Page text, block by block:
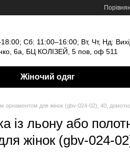
Сб: 11:00–16:00; Вт, Чт, Нд:
6а, БЦ КОЛІЗЕЙ, 5 пов, оф 511
Жіночий одяг
орнаментом для жінок (gbv-024-02), 40,
із льону або
жінок (gbv-024-